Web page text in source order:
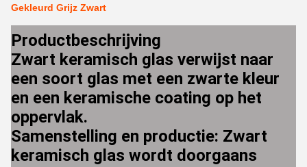
Gekleurd Grijz Zwart
Productbeschrijving
Zwart keramisch glas verwijst naar
een soort glas met een zwarte kleur
en een keramische coating op het
oppervlak.
Samenstelling en productie: Zwart
keramisch glas wordt doorgaans